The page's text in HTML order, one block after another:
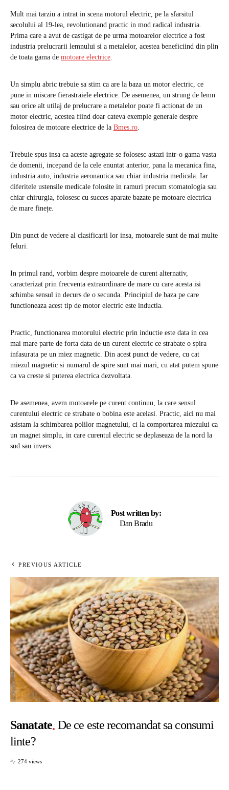
Mult mai tarziu a intrat in scena motorul electric, pe la sfarsitul
secolului al 19-lea, revolutionand practic in mod radical industria.
Prima care a avut de castigat de pe urma motoarelor electrice a fost
industria prelucrarii lemnului si a metalelor, acestea beneficiind din plin
de toata gama de motoare electrice
Un simplu abric trebuie sa stim ca are la baza un motor electric, ce
pune in miscare fierastraiele electrice. De asemenea, un strung de lemn
sau orice alt utilaj de prelucrare a metalelor poate fi actionat de un
motor electric, acestea fiind doar cateva exemple generale despre
folosirea de motoare electrice de la Bmes.ro
Trebuie spus insa ca aceste agregate se folosesc astazi intr-o gama vasta
de domenii, incepand de la cele enuntat anterior, pana la mecanica fina,
industria auto, industria aeronautica sau chiar industria medicala. Iar
diferitele ustensile medicale folosite in ramuri precum stomatologia sau
chiar chirurgia, folosesc cu succes aparate bazate pe motoare electrica
de mare finețe.
Din punct de vedere al clasificarii lor insa, motoarele sunt de mai multe
feluri.
In primul rand, vorbim despre motoarele de curent alternativ,
caracterizat prin frecventa extraordinare de mare cu care acesta isi
schimba sensul in decurs de o secunda. Principiul de baza pe care
functioneaza acest tip de motor electric este inductia.
Practic, functionarea motorului electric prin inductie este data in cea
mai mare parte de forta data de un curent electric ce strabate o spira
infasurata pe un miez magnetic. Din acest punct de vedere, cu cat
miezul magnetic si numarul de spire sunt mai mari, cu atat putem spune
ca va creste si puterea electrica dezvoltata.
De asemenea, avem motoarele pe curent continuu, la care sensul
curentului electric ce strabate o bobina este acelasi. Practic, aici nu mai
asistam la schimbarea polilor magnetului, ci la comportarea miezului ca
un magnet simplu, in care curentul electric se deplaseaza de la nord la
sud sau invers.
Post written by:
Dan Bradu
PREVIOUS ARTICLE
Sanatate De ce este recomandat sa consumi
linte?
274 views